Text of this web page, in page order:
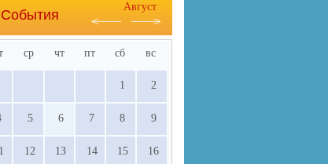
События
Август
ср чт пт сб вс
1 2
5 6 7 8 9
12 13 14 15 16